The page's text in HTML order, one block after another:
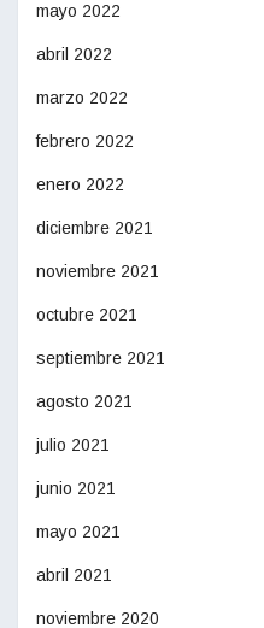
mayo 2022
abril 2022
marzo 2022
febrero 2022
enero 2022
diciembre 2021
noviembre 2021
octubre 2021
septiembre 2021
agosto 2021
julio 2021
junio 2021
mayo 2021
abril 2021
noviembre 2020